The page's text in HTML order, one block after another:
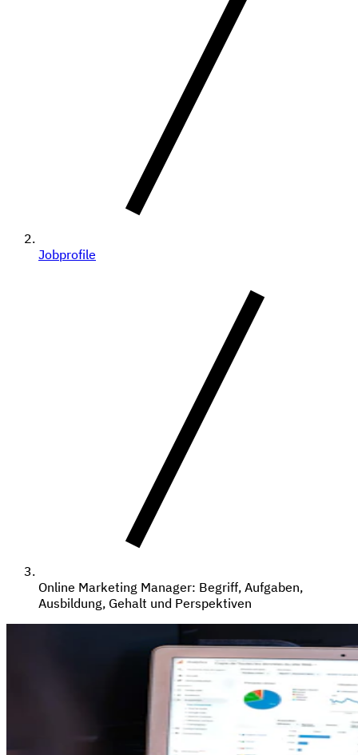
Jobprofile
Online Marketing Manager: Begriff, Aufgaben,
Ausbildung, Gehalt und Perspektiven